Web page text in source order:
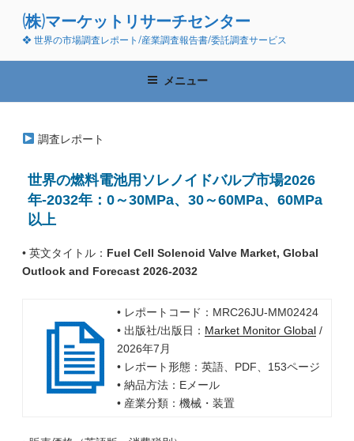
ン
(株)マーケットリサーチセンター
❖ 世界の市場調査レポート/産業調査報告書/委託調査サービス
メニュー
調査レポート
世界の燃料電池用ソレノイドバルブ市場2026
年-2032年：0～30MPa、30～60MPa、60MPa
以上
• 英文タイトル： Fuel Cell Solenoid Valve Market, Global
Outlook and Forecast 2026-2032
• レポートコード：MRC26JU-MM02424
• 出版社/出版日： Market Monitor Global/
2026年7月
• レポート形態：英語、PDF、153ページ
• 納品方法：Eメール
• 産業分類：機械・装置